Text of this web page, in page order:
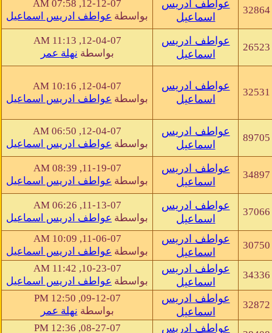
32864
عواطف ادريس
اسماعيل
12-12-07, 07:58 AM
بواسطة عواطف ادريس اسماعيل
26523
عواطف ادريس
اسماعيل
12-04-07, 11:13 AM
بواسطة نهلة عمر
32531
عواطف ادريس
اسماعيل
12-04-07, 10:16 AM
بواسطة عواطف ادريس اسماعيل
89705
عواطف ادريس
اسماعيل
12-04-07, 06:50 AM
بواسطة عواطف ادريس اسماعيل
34897
عواطف ادريس
اسماعيل
11-19-07, 08:39 AM
بواسطة عواطف ادريس اسماعيل
37066
عواطف ادريس
اسماعيل
11-13-07, 06:26 AM
بواسطة عواطف ادريس اسماعيل
30750
عواطف ادريس
اسماعيل
11-06-07, 10:09 AM
بواسطة عواطف ادريس اسماعيل
34336
عواطف ادريس
اسماعيل
10-23-07, 11:42 AM
بواسطة عواطف ادريس اسماعيل
32872
عواطف ادريس
اسماعيل
09-12-07, 12:50 PM
بواسطة نهلة عمر
عواطف ادريس
08-27-07, 12:36 PM